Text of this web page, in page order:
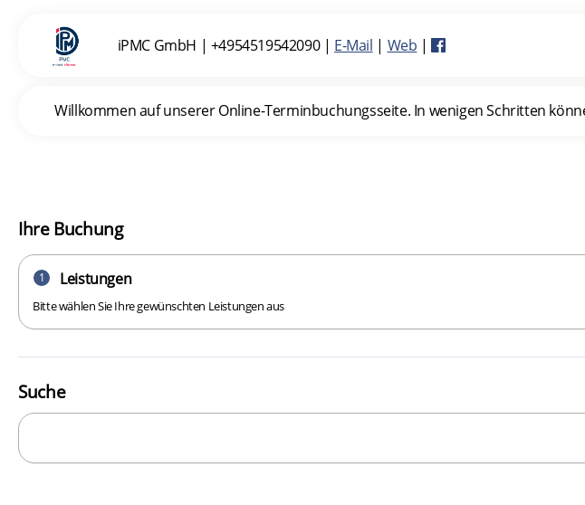
iPMC GmbH | +4954519542090| E-Mail | Web |
Willkommen auf unserer Online-Terminbuchungsseite. In wenigen Schritten
Suche
Ihre Buchung
1 Leistungen
Bitte wählen Sie Ihre gewünschten Leistungen aus